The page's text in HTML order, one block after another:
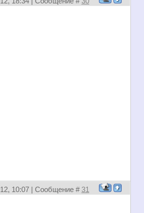
10:07 | Сообщение # 31